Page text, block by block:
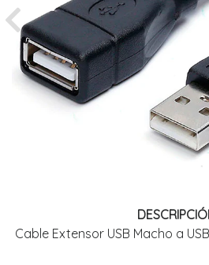
Previous
Cable Extensor USB Macho a